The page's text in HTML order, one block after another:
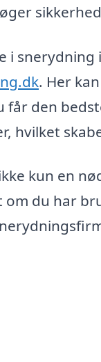
i
. Her
den
hvilket
kun en
du har